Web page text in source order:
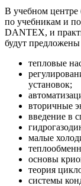
В учебном центре
по учебникам и
DANTEX, и
будут
тепловые
установок;
вторичные
введение в
малые
основы
теория
системы